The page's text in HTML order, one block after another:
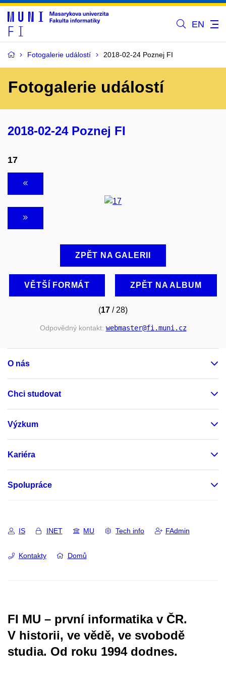
EN
Fotogalerie událostí 2018-02-24 Poznej FI
Fotogalerie událostí
2018-02-24 Poznej FI
17
ZPĚT NA GALERII
VĚTŠÍ FORMÁT ZPĚT NA ALBUM
(17 / 28)
Odpovědný kontakt: webmaster@fi.muni.cz
O nás
Chci studovat
Výzkum
Kariéra
Spolupráce
IS INET MU Tech info FAdmin
Kontakty Domů
FI MU – první informatika v ČR.
V historii, ve vědě, ve svobodě
studia. Od roku 1994 dodnes.